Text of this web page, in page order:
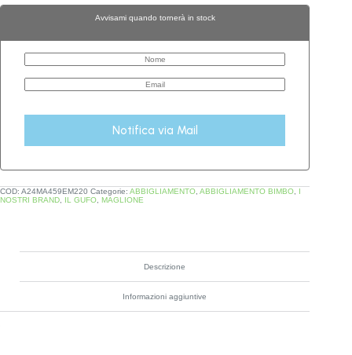
Avvisami quando tornerà in stock
Notifica via Mail
COD: A24MA459EM220 Categorie: ABBIGLIAMENTO, ABBIGLIAMENTO BIMBO,
NOSTRI BRAND, IL GUFO, MAGLIONE
Descrizione
Informazioni aggiuntive